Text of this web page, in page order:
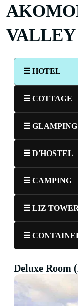
VALLEY
☰ HOTEL
☰ COTTAGE
☰ GLAMPING
☰ D'HOSTEL
☰ CAMPING
☰ LIZ
☰
Deluxe Room